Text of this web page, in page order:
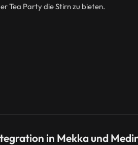
Tea Party die Stirn zu bieten.
in Mekka und